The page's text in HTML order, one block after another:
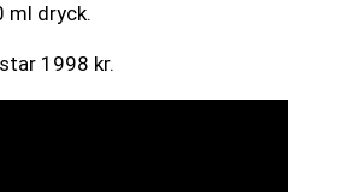
ml dryck.
1998 kr.